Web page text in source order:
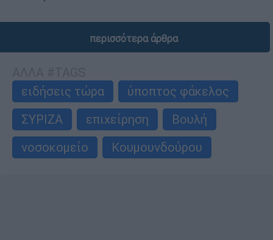
περισσότερα άρθρα
ειδήσεις τώρα
ύποπτος φάκελος
ΣΥΡΙΖΑ
επιχείρηση
Βουλή
νοσοκομείο
Κουμουνδούρου